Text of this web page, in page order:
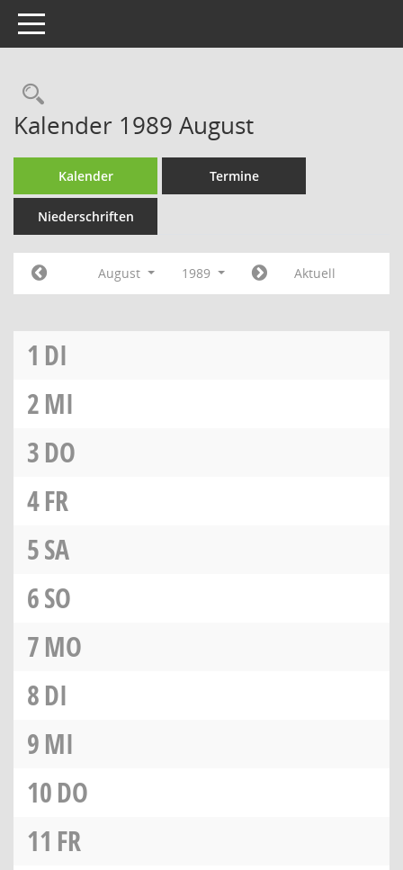
Toggle navigation
Rechercheauswahl
Kalender 1989 August
Kalender Termine
Niederschriften
August 1989 Aktuell
1 DI
2MI
3DO
4FR
5SA
6SO
7MO
8DI
9MI
10DO
11 FR